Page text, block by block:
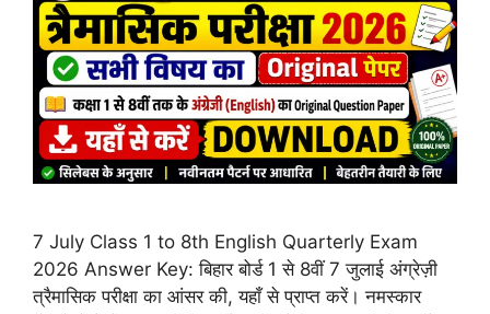
7 July Class 1 to 8th English Quarterly Exam
2026 Answer Key: बिहार बोर्ड 1 से 8वीं 7 जुलाई अंग्रेज़ी
त्रैमासिक परीक्षा का आंसर की, यहाँ से प्राप्त करें। नमस्कार